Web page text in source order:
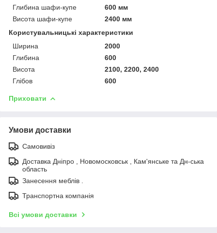
Глибина шафи-купе
600 мм
Висота шафи-купе
2400 мм
Користувальницькі характеристики
Ширина
2000
Глибина
600
Висота
2100, 2200, 2400
Глібов
600
Приховати
Умови доставки
Самовивіз
Доставка Дніпро , Новомосковськ , Кам'янське та Дн-ська
область
Занесення меблів .
Транспортна компанія
Всі умови доставки